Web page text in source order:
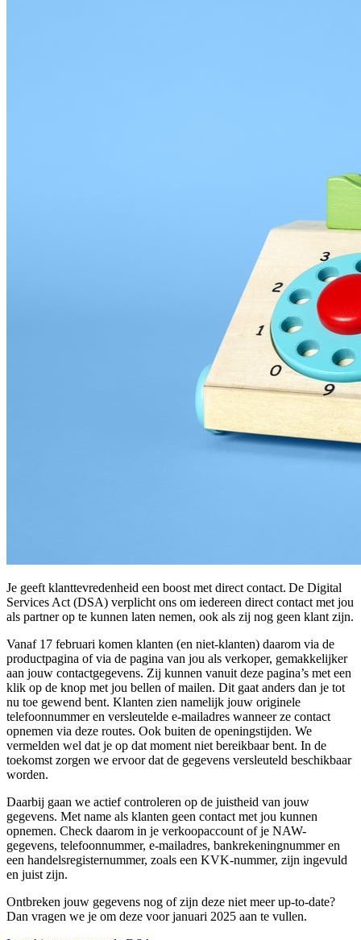
Je geeft klanttevredenheid een boost met direct contact. De Digital
Services Act (DSA) verplicht ons om iedereen direct contact met jou
als partner op te kunnen laten nemen, ook als zij nog geen klant zijn.
Vanaf 17 februari komen klanten (en niet-klanten) daarom via de
productpagina of via de pagina van jou als verkoper, gemakkelijker
aan jouw contactgegevens. Zij kunnen vanuit deze pagina’s met een
klik op de knop met jou bellen of mailen. Dit gaat anders dan je tot
nu toe gewend bent. Klanten zien namelijk jouw originele
telefoonnummer en versleutelde e-mailadres wanneer ze contact
opnemen via deze routes. Ook buiten de openingstijden. We
vermelden wel dat je op dat moment niet bereikbaar bent. In de
toekomst zorgen we ervoor dat de gegevens versleuteld beschikbaar
worden.
Daarbij gaan we actief controleren op de juistheid van jouw
gegevens. Met name als klanten geen contact met jou kunnen
opnemen. Check daarom in je verkoopaccount of je NAW-
gegevens, telefoonnummer, e-mailadres, bankrekeningnummer en
een handelsregisternummer, zoals een KVK-nummer, zijn ingevuld
en juist zijn.
Ontbreken jouw gegevens nog of zijn deze niet meer up-to-date?
Dan vragen we je om deze voor januari 2025 aan te vullen.